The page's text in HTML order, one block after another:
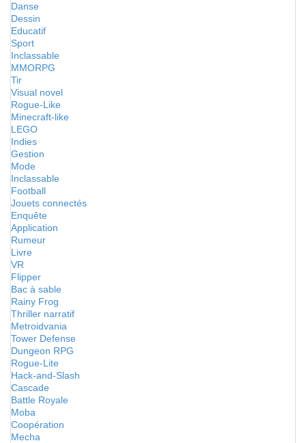
Danse
Dessin
Educatif
Sport
Inclassable
MMORPG
Tir
Visual novel
Rogue-Like
Minecraft-like
LEGO
Indies
Gestion
Mode
Inclassable
Football
Jouets connectés
Enquête
Application
Rumeur
Livre
VR
Flipper
Bac à sable
Rainy Frog
Thriller narratif
Metroidvania
Tower Defense
Dungeon RPG
Rogue-Lite
Hack-and-Slash
Cascade
Battle Royale
Moba
Coopération
Mecha